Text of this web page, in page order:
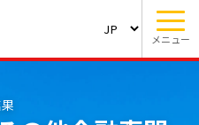
メニュー